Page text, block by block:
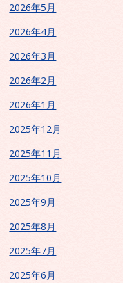
2026年5月
2026年4月
2026年3月
2026年2月
2026年1月
2025年12月
2025年11月
2025年10月
2025年9月
2025年8月
2025年7月
2025年6月